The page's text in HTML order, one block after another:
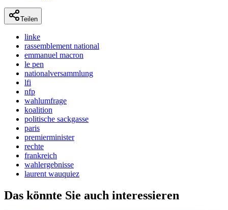
Teilen
linke
rassemblement national
emmanuel macron
le pen
nationalversammlung
lfi
nfp
wahlumfrage
koalition
politische sackgasse
paris
premierminister
rechte
frankreich
wahlergebnisse
laurent wauquiez
Das könnte Sie auch interessieren